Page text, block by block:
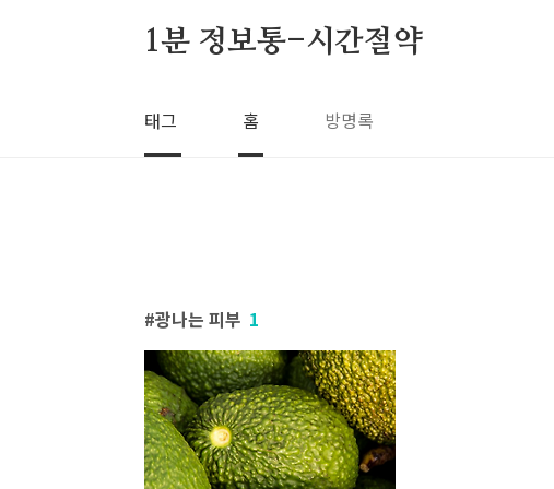
1분 정보통-시간절약
태그 홈 방명록
광나는 피부 1